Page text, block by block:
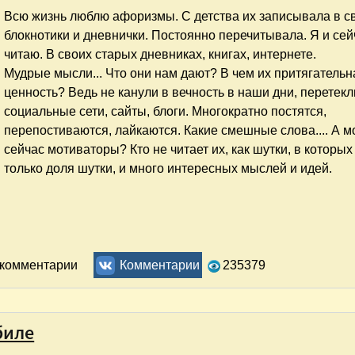
Всю жизнь люблю афоризмы. С детства их записывала в
блокнотики и дневнички. Постоянно перечитывала. Я и
читаю. В своих старых дневниках, книгах, интернете.
Мудрые мысли... Что они нам дают? В чем их
ценность? Ведь не канули в вечность в наши дни,
социальные сети, сайты, блоги. Многократно постятся,
перепостиваются, лайкаются. Какие смешные слова.... А
сейчас мотиваторы? Кто не читает их, как шутки, в которых
только доля шутки, и много интересных мыслей и идей.
Комментарии 235379